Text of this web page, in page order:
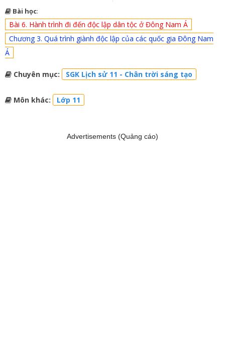
Bài học:
Bài 6. Hành trình đi đến độc lập dân tộc ở Đông Nam Á
Chương 3. Quá trình giành độc lập của các quốc gia Đông Nam
Á
Chuyên mục: SGK Lịch sử 11 - Chân trời sáng tạo
Môn khác: Lớp 11
Advertisements (Quảng cáo)